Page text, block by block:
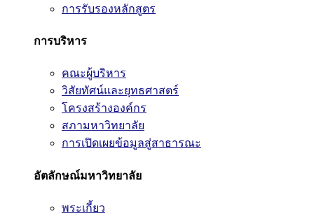
การรับรองหลักสูตร
การบริหาร
คณะผู้บริหาร
วิสัยทัศน์และยุทธศาสตร์
โครงสร้างองค์กร
สภามหาวิทยาลัย
การเปิดเผยข้อมูลสู่สาธารณะ
อัตลักษณ์มหาวิทยาลัย
พระเกี้ยว